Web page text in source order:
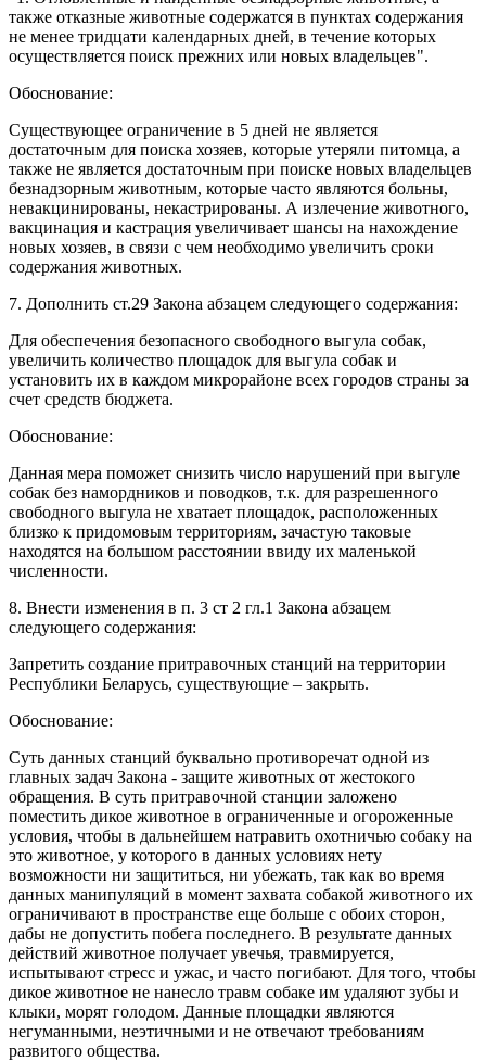
также отказные животные содержатся в пунктах содержания
не менее тридцати календарных дней, в течение которых
осуществляется поиск прежних или новых владельцев".
Обоснование:
Существующее ограничение в 5 дней не является
достаточным для поиска хозяев, которые утеряли питомца, а
также не является достаточным при поиске новых владельцев
безнадзорным животным, которые часто являются больны,
невакцинированы, некастрированы. А излечение животного,
вакцинация и кастрация увеличивает шансы на нахождение
новых хозяев, в связи с чем необходимо увеличить сроки
содержания животных.
7. Дополнить ст.29 Закона абзацем следующего содержания:
Для обеспечения безопасного свободного выгула собак,
увеличить количество площадок для выгула собак и
установить их в каждом микрорайоне всех городов страны за
счет средств бюджета.
Обоснование:
Данная мера поможет снизить число нарушений при выгуле
собак без намордников и поводков, т.к. для разрешенного
свободного выгула не хватает площадок, расположенных
близко к придомовым территориям, зачастую таковые
находятся на большом расстоянии ввиду их маленькой
численности.
8. Внести изменения в п. 3 ст 2 гл.1 Закона абзацем
следующего содержания:
Запретить создание притравочных станций на территории
Республики Беларусь, существующие – закрыть.
Обоснование:
Суть данных станций буквально противоречат одной из
главных задач Закона - защите животных от жестокого
обращения. В суть притравочной станции заложено
поместить дикое животное в ограниченные и огороженные
условия, чтобы в дальнейшем натравить охотничью собаку на
это животное, у которого в данных условиях нету
возможности ни защититься, ни убежать, так как во время
данных манипуляций в момент захвата собакой животного их
ограничивают в пространстве еще больше с обоих сторон,
дабы не допустить побега последнего. В результате данных
действий животное получает увечья, травмируется,
испытывают стресс и ужас, и часто погибают. Для того, чтобы
дикое животное не нанесло травм собаке им удаляют зубы и
клыки, морят голодом. Данные площадки являются
негуманными, неэтичными и не отвечают требованиям
развитого общества.